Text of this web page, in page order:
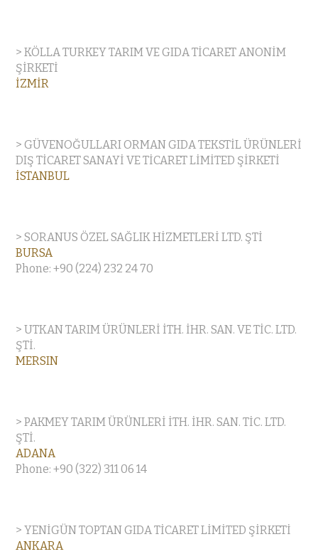
> KÖLLA TURKEY TARIM VE GIDA TİCARET ANONİM
ŞİRKETİ
İZMİR
> GÜVENOĞULLARI ORMAN GIDA TEKSTİL ÜRÜNLERİ
DIŞ TİCARET SANAYİ VE TİCARET LİMİTED ŞİRKETİ
İSTANBUL
> SORANUS ÖZEL SAĞLIK HİZMETLERİ LTD. ŞTİ
BURSA
Phone: +90 (224) 232 24 70
> UTKAN TARIM ÜRÜNLERİ İTH. İHR. SAN. VE TİC. LTD.
ŞTİ.
MERSIN
> PAKMEY TARIM ÜRÜNLERİ İTH. İHR. SAN. TİC. LTD.
ŞTİ.
ADANA
Phone: +90 (322) 311 06 14
> YENİGÜN TOPTAN GIDA TİCARET LİMİTED ŞİRKETİ
ANKARA